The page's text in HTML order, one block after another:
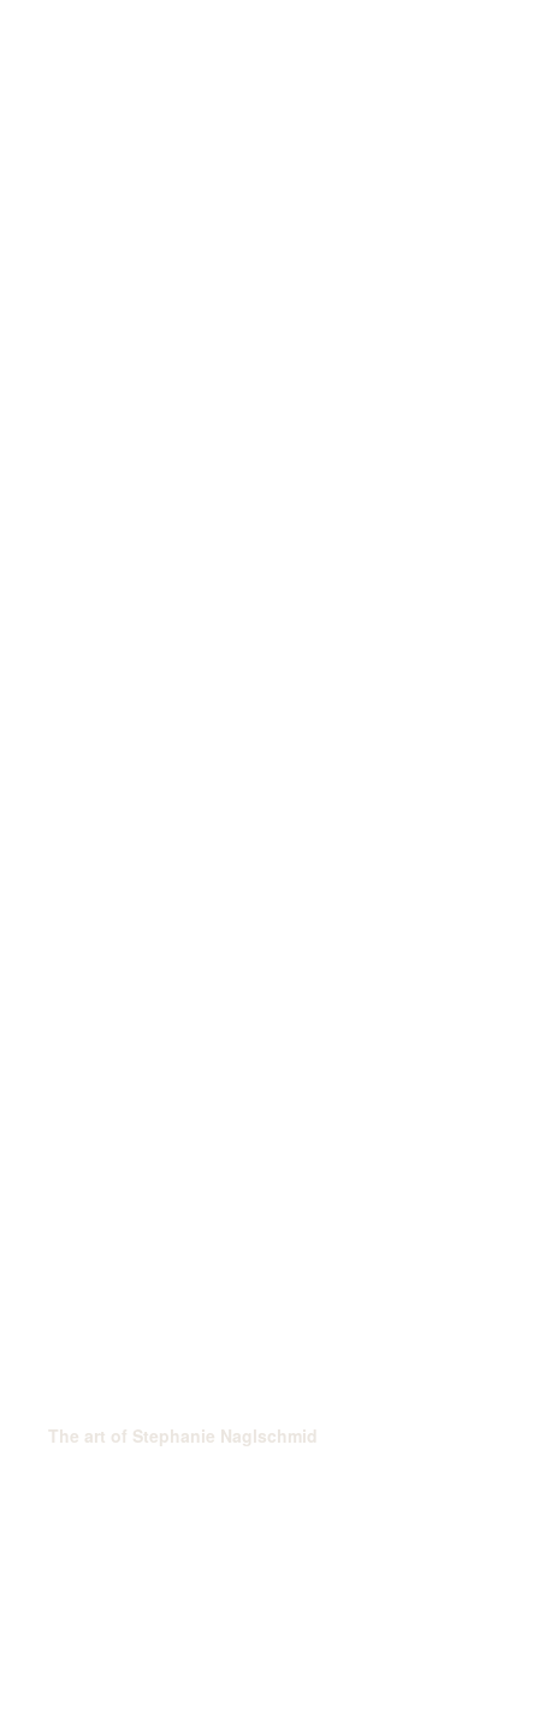
The art of Stephanie Naglschmid